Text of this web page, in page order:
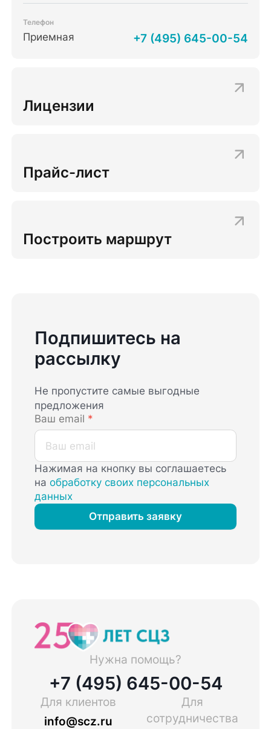
Телефон
Приемная +7 (495) 645-00-54
Лицензии
Прайс-лист
Построить маршрут
Подпишитесь на
рассылку
Не пропустите самые выгодные
предложения
Ваш email *
Нажимая на кнопку вы соглашаетесь
наобработку своих персональных
данных
Отправить заявку
Нужна помощь?
+7 (495) 645-00-54
Для клиентов
info@scz.ru
Для
сотрудничества